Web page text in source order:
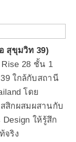
สุขุมวิท 39)
28 ชั้น 1
ใกล้กับสถานี
โดย
สิกผสมผสานกับ
ให้รู้สึก
จริง